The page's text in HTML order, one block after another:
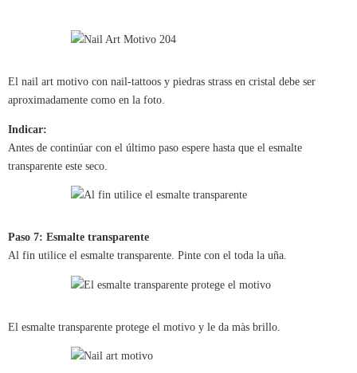
El nail art motivo con nail-tattoos y piedras strass en cristal debe ser
aproximadamente como en la foto.
Indicar:
Antes de continúar con el último paso espere hasta que el esmalte
transparente este seco.
Paso 7: Esmalte transparente
Al fin utilice el esmalte transparente. Pinte con el toda la uña.
El esmalte transparente protege el motivo y le da màs brillo.